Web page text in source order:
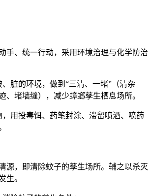
手、统一行动，采用环境治理与化学防治
脏的环境，做到“三清、一堵”（清杂
、堵墙缝），减少蟑螂孳生栖息场所。
，用投毒饵、药笔封涂、滞留喷洒、喷药
源，即清除蚊子的孳生场所。辅之以杀灭
生。